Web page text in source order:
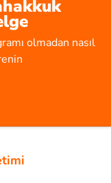
olmadan nasıl